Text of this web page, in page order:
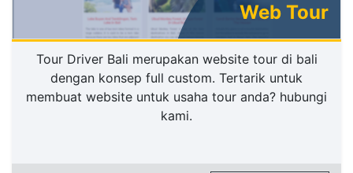
Web Tour
Tour Driver Bali merupakan website tour di bali
dengan konsep full custom. Tertarik untuk
membuat website untuk usaha tour anda? hubungi
kami.